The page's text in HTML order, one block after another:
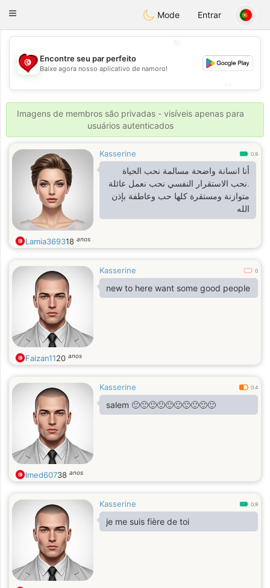
Tunisia Dating
Toggle
Mode Entrar
💖
💕
Encontre seu par perfeito
Baixe agora nosso aplicativo de namoro!
Imagens de membros são privadas - visíveis apenas para
usuários autenticados
Kasserine 0.9
أنا انسانة واضحة مسالمة نحب الحياة
.نحب الاستقرار النفسي نحب نعمل عائلة
متوازنة ومستقرة كلها حب وعاطفة بإذن
الله
Lamia369318 anos
Kasserine 0
new to here want some good people
Faizan1120 anos
Kasserine 0.4
salem 🙂🙂🙂🙂🙂🙂🙂🙂🙂🙂
Imed60738 anos
Kasserine 0.9
je me suis fière de toi